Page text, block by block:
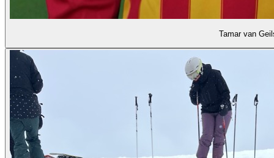
Tamar van